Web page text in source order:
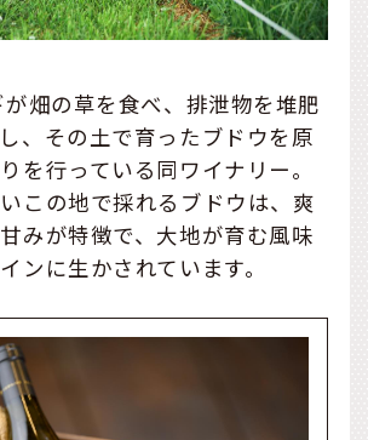
畑の草を食べ、排泄物を堆肥
、その土で育ったブドウを原
を行っている同ワイナリー。
この地で採れるブドウは、爽
みが特徴で、大地が育む風味
ンに生かされています。